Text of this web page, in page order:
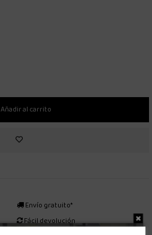
Añadir al carrito
Envío gratuito*
Fácil devolución